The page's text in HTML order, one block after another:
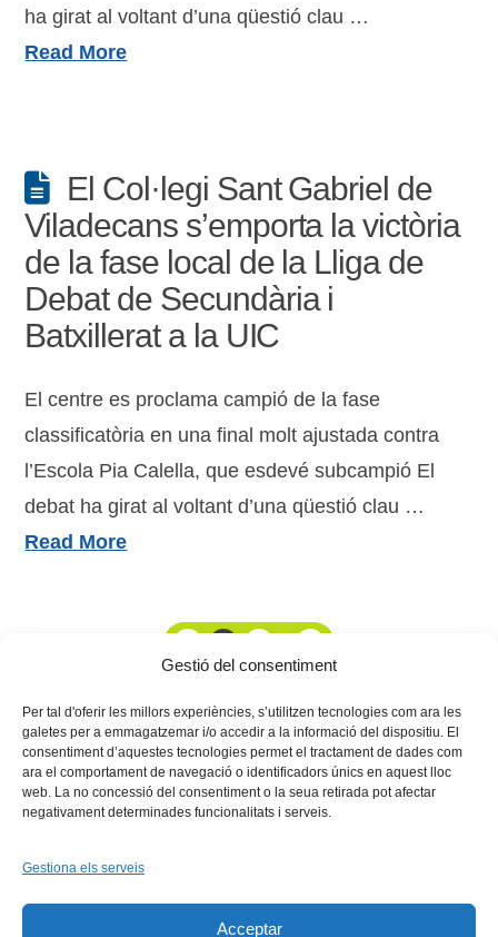
Gestió del consentiment
Per tal d'oferir les millors experiències, s’utilitzen tecnologies com ara les
galetes per a emmagatzemar i/o accedir a la informació del dispositiu. El
consentiment d’aquestes tecnologies permet el tractament de dades com
ara el comportament de navegació o identificadors únics en aquest lloc
web. La no concessió del consentiment o la seua retirada pot afectar
negativament determinades funcionalitats i serveis.
Gestiona els serveis
Acceptar
ha girat al voltant d’una qüestió clau …
Read More
El Col·legi Sant Gabriel de
Viladecans s’emporta la victòria
de la fase local de la Lliga de
Debat de Secundària i
Batxillerat a la UIC
El centre es proclama campió de la fase
classificatòria en una final molt ajustada contra
l’Escola Pia Calella, que esdevé subcampió El
debat ha girat al voltant d’una qüestió clau …
Read More